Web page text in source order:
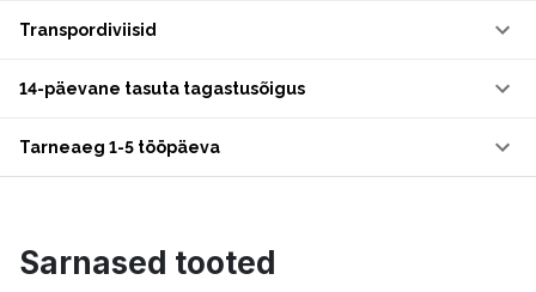
Transpordiviisid
14-päevane tasuta tagastusõigus
Tarneaeg 1-5 tööpäeva
Sarnased tooted